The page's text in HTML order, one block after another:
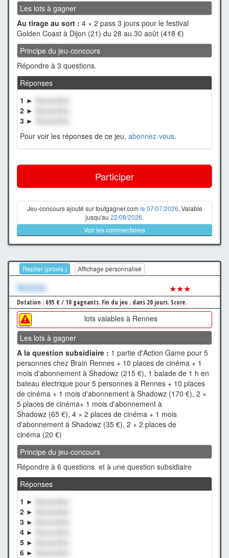
Les lots à gagner
Au tirage au sort : 4 × 2 pass 3 jours pour le festival
Golden Coast à Dijon (21) du 28 au 30 août (418 €)
Principe du jeu-concours
Répondre à 3 questions.
Réponses
1 ►
XxxxxxXxx
2 ►
3 ►
Pour voir les réponses de ce jeu, abonnez-vous.
Participer
Jeu-concours ajouté sur toutgagner.com le 07/07/2026. Valable
jusqu'au 22/08/2026.
Voir les commentaires
Replier (provis.) Affichage personnalisé
Xxxxxxx ★★★
Dotation : 695 € / 10 gagnants. Fin du jeu : dans 20 jours. Score.
lots valables à Rennes
Les lots à gagner
A la question subsidiaire : 1 partie d'Action Game pour 5
personnes chez Brain Rennes + 10 places de cinéma + 1
mois d'abonnement à Shadowz (215 €), 1 balade de 1 h en
bateau électrique pour 5 personnes à Rennes + 10 places
de cinéma + 1 mois d'abonnement à Shadowz (170 €), 2 ×
5 places de cinéma+ 1 mois d'abonnement à
Shadowz (65 €), 4 × 2 places de cinéma + 1 mois
d'abonnement à Shadowz (35 €), 2 × 2 places de
cinéma (20 €)
Principe du jeu-concours
Répondre à 6 questions. et à une question subsidiaire
Réponses
1 ►
XxxxxxXxx
2 ►
3 ►
4 ►
5 ►
6 ►